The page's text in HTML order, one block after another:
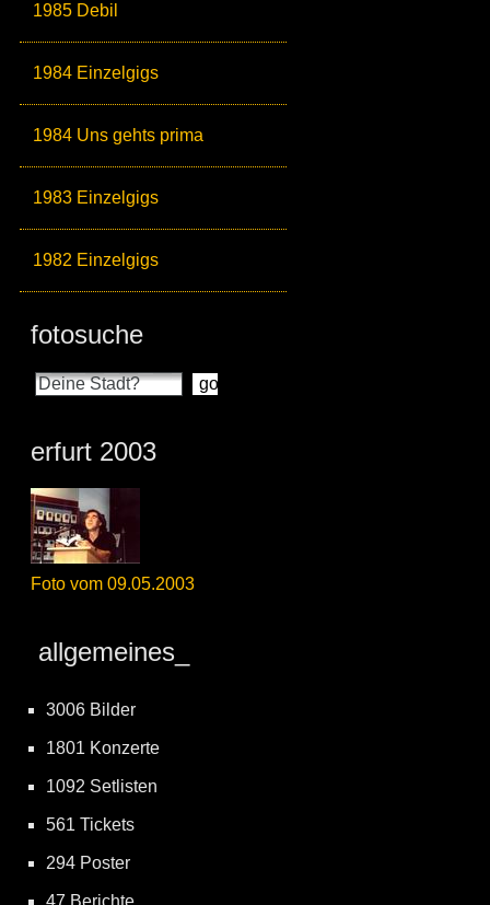
1985 Debil
1984 Einzelgigs
1984 Uns gehts prima
1983 Einzelgigs
1982 Einzelgigs
fotosuche
erfurt 2003
Foto vom 09.05.2003
allgemeines_
3006 Bilder
1801 Konzerte
1092 Setlisten
561 Tickets
294 Poster